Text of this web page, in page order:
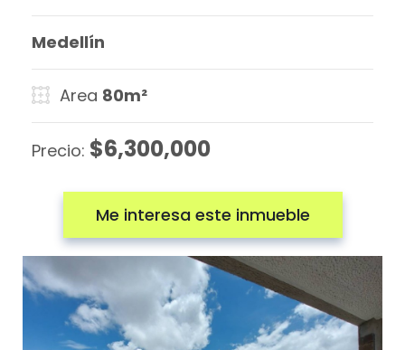
Medellín
Area 80m²
Precio: $6,300,000
Me interesa este inmueble